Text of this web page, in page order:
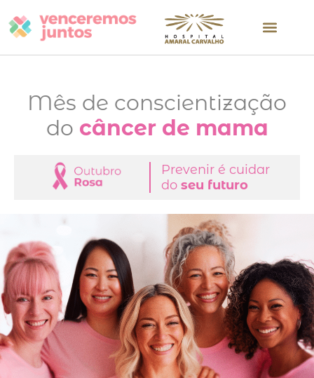
Mês de conscientização
do câncer de mama
Prevenir é cuidar
do seu futuro